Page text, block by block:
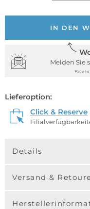
IN DEN
Melden Sie
Lieferoption:
Click & Reserve
Details
Versand &